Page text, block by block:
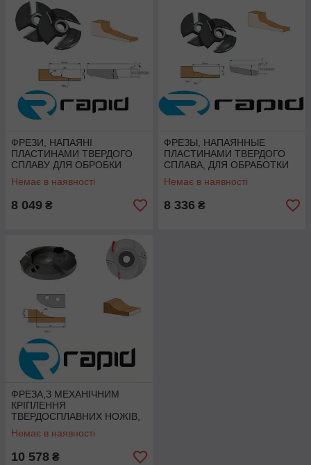
ФРЕЗИ, НАПАЯНІ
ПЛАСТИНАМИ ТВЕРДОГО
СПЛАВУ ДЛЯ ОБРОБКИ
ФІЛЬОНКИ ДВЕРЕЙ
Немає в наявності
8 049 ₴
ФРЕЗЫ, НАПАЯННЫЕ
ПЛАСТИНАМИ ТВЕРДОГО
СПЛАВА, ДЛЯ ОБРАБОТКИ
ФИЛЕНКИ ДВЕРЕЙ
Немає в наявності
8 336 ₴
ФРЕЗА,З МЕХАНІЧНИМ
КРІПЛЕННЯ
ТВЕРДОСПЛАВНИХ НОЖІВ,
ДЛЯ ВИГОТОВЛЕННЯ
ФІЛЬОНКИ
Немає в наявності
10 578 ₴